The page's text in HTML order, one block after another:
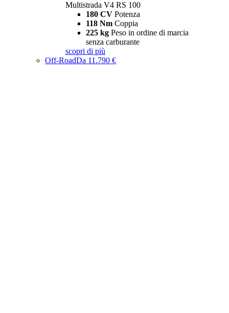
Multistrada V4 RS 100
180 CV Potenza
118 Nm Coppia
225 kg Peso in ordine di marcia
senza carburante
scopri di più
Off-RoadDa 11.790 €